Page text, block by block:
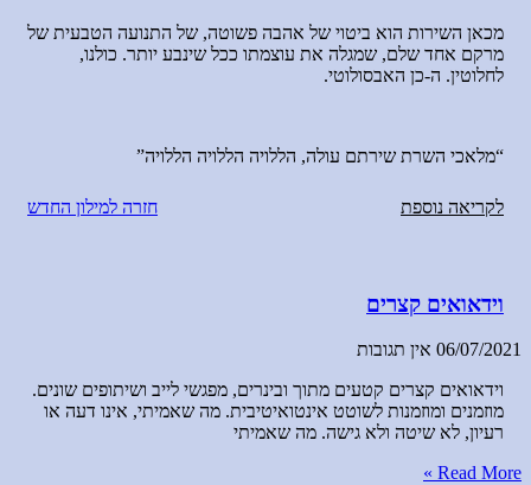
מכאן השירות הוא ביטוי של אהבה פשוטה, של התנועה הטבעית של
מרקם אחד שלם, שמגלה את עוצמתו ככל שינבע יותר. כולנו,
לחלוטין. ה-כן האבסולוטי.
“מלאכי השרת שירתם עולה, הללויה הללויה הללויה”
חזרה למילון החדש לקריאה נוספת
וידאואים קצרים
06/07/2021 אין תגובות
וידאואים קצרים קטעים מתוך ובינרים, מפגשי לייב ושיתופים שונים.
מוזמנים ומוזמנות לשוטט אינטואיטיבית. מה שאמיתי, אינו דעה או
רעיון, לא שיטה ולא גישה. מה שאמיתי
Read More »